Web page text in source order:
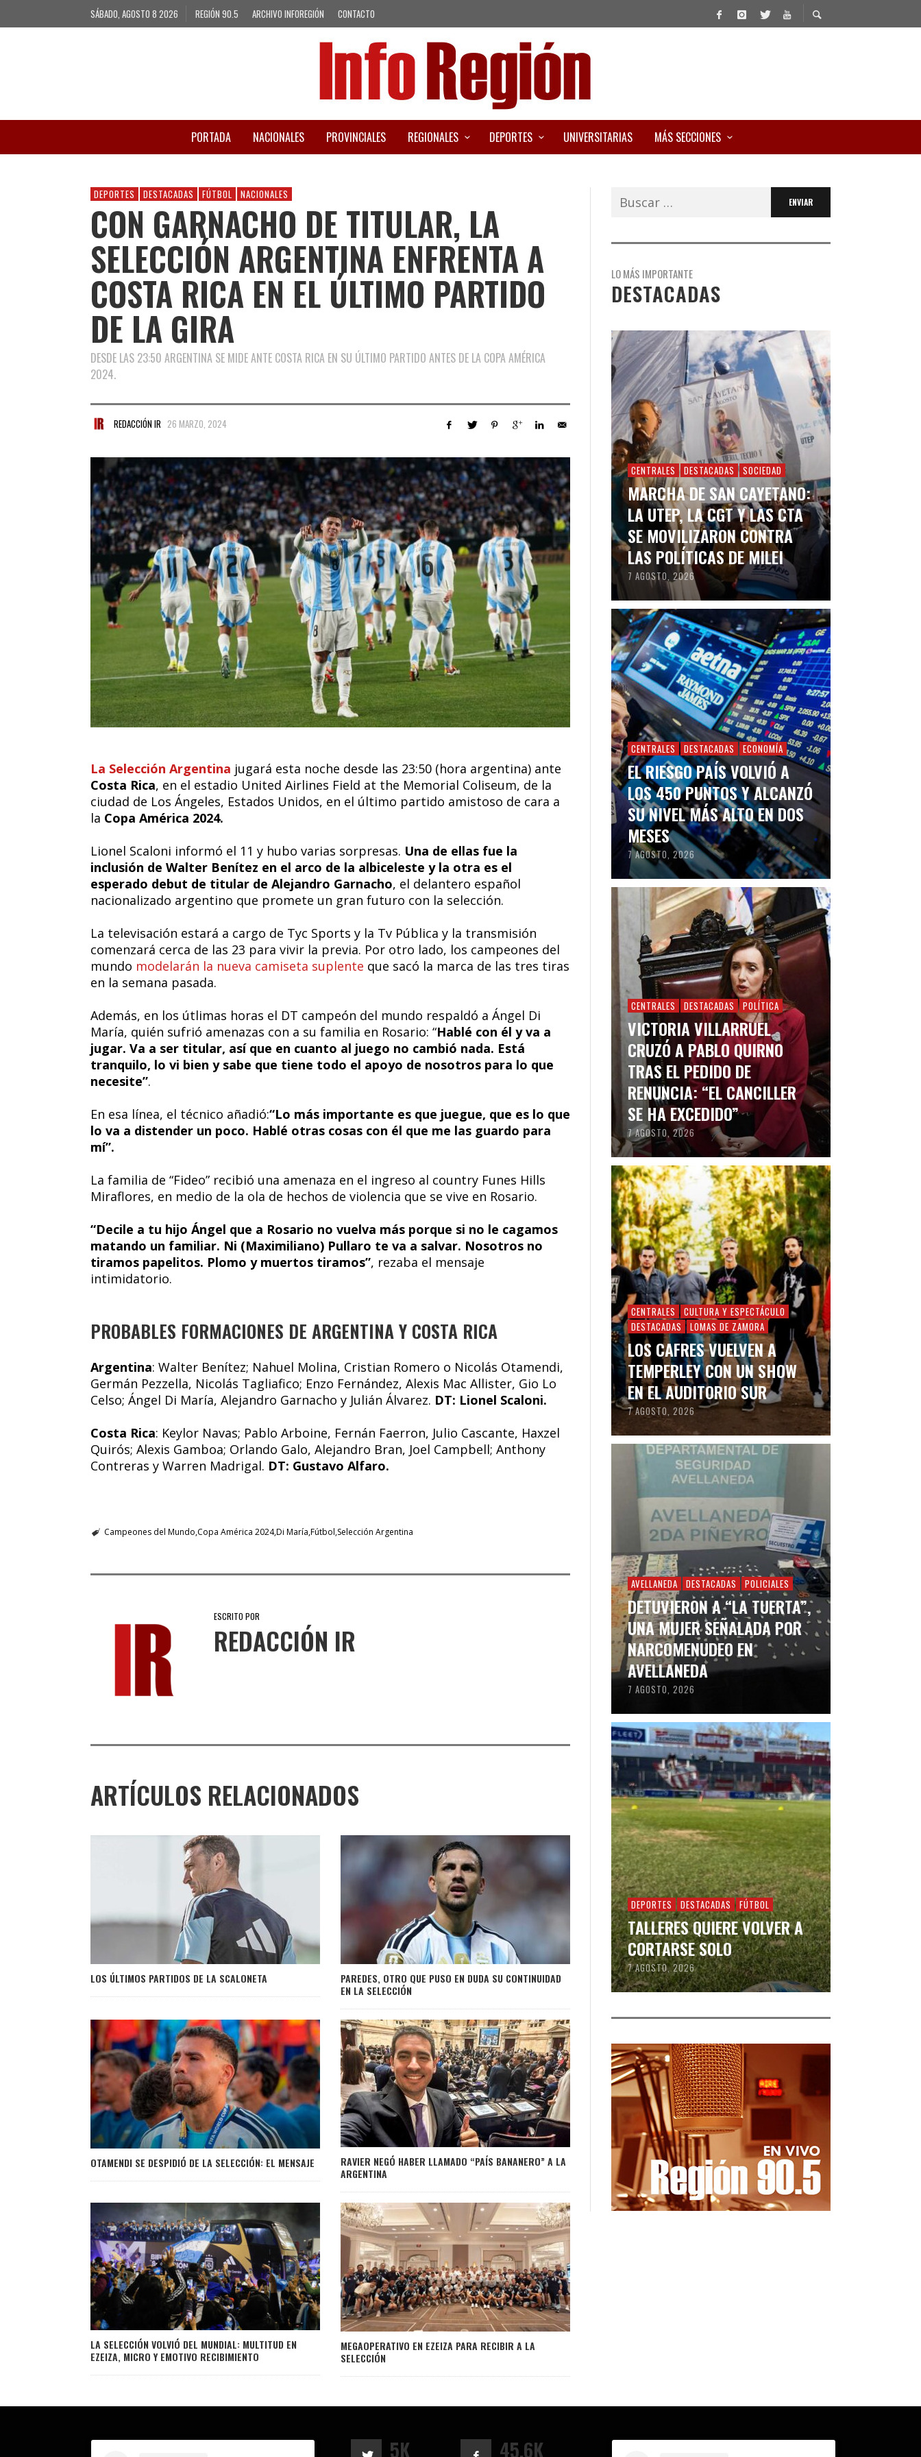
SÁBADO, AGOSTO 8 2026 REGIÓN 90.5 ARCHIVO INFOREGIÓN CONTACTO
PORTADA NACIONALES PROVINCIALES REGIONALES DEPORTES UNIVERSITARIAS MÁS SECCIONES
DEPORTES DESTACADAS FÚTBOL NACIONALES
CON GARNACHO DE TITULAR, LA
SELECCIÓN ARGENTINA ENFRENTA A
COSTA RICA EN EL ÚLTIMO PARTIDO
DE LA GIRA
DESDE LAS 23:50 ARGENTINA SE MIDE ANTE COSTA RICA EN SU ÚLTIMO PARTIDO ANTES DE LA COPA AMÉRICA
2024.
REDACCIÓN IR 26 MARZO, 2024
La Selección Argentina jugará esta noche desde las 23:50 (hora argentina) ante
Costa Rica, en el estadio United Airlines Field at the Memorial Coliseum, de la
ciudad de Los Ángeles, Estados Unidos, en el último partido amistoso de cara a
la Copa América 2024.
Lionel Scaloni informó el 11 y hubo varias sorpresas. Una de ellas fue la
inclusión de Walter Benítez en el arco de la albiceleste y la otra es el
esperado debut de titular de Alejandro Garnacho, el delantero español
nacionalizado argentino que promete un gran futuro con la selección.
La televisación estará a cargo de Tyc Sports y la Tv Pública y la transmisión
comenzará cerca de las 23 para vivir la previa. Por otro lado, los campeones del
mundo modelarán la nueva camiseta suplente que sacó la marca de las tres tiras
en la semana pasada.
Además, en los útlimas horas el DT campeón del mundo respaldó a Ángel Di
María, quién sufrió amenazas con a su familia en Rosario: “Hablé con él y va a
jugar. Va a ser titular, así que en cuanto al juego no cambió nada. Está
tranquilo, lo vi bien y sabe que tiene todo el apoyo de nosotros para lo que
necesite”.
En esa línea, el técnico añadió:“Lo más importante es que juegue, que es lo que
lo va a distender un poco. Hablé otras cosas con él que me las guardo para
mí”.
La familia de “Fideo” recibió una amenaza en el ingreso al country Funes Hills
Miraflores, en medio de la ola de hechos de violencia que se vive en Rosario.
“Decile a tu hijo Ángel que a Rosario no vuelva más porque si no le cagamos
matando un familiar. Ni (Maximiliano) Pullaro te va a salvar. Nosotros no
tiramos papelitos. Plomo y muertos tiramos”, rezaba el mensaje
intimidatorio.
PROBABLES FORMACIONES DE ARGENTINA Y COSTA RICA
Argentina: Walter Benítez; Nahuel Molina, Cristian Romero o Nicolás Otamendi,
Germán Pezzella, Nicolás Tagliafico; Enzo Fernández, Alexis Mac Allister, Gio Lo
Celso; Ángel Di María, Alejandro Garnacho y Julián Álvarez. DT: Lionel Scaloni.
Costa Rica: Keylor Navas; Pablo Arboine, Fernán Faerron, Julio Cascante, Haxzel
Quirós; Alexis Gamboa; Orlando Galo, Alejandro Bran, Joel Campbell; Anthony
Contreras y Warren Madrigal. DT: Gustavo Alfaro.
Campeones del Mundo Copa América 2024Di María Fútbol Selección Argentina
ESCRITO POR
REDACCIÓN IR
ARTÍCULOS RELACIONADOS
LOS ÚLTIMOS PARTIDOS DE LA SCALONETA
PAREDES, OTRO QUE PUSO EN DUDA SU CONTINUIDAD
EN LA SELECCIÓN
OTAMENDI SE DESPIDIÓ DE LA SELECCIÓN: EL MENSAJE
RAVIER NEGÓ HABER LLAMADO “PAÍS BANANERO” A LA
ARGENTINA
LA SELECCIÓN VOLVIÓ DEL MUNDIAL: MULTITUD EN
EZEIZA, MICRO Y EMOTIVO RECIBIMIENTO
MEGAOPERATIVO EN EZEIZA PARA RECIBIR A LA
SELECCIÓN
Buscar:
LO MÁS IMPORTANTE
DESTACADAS
CENTRALES DESTACADAS SOCIEDAD
MARCHA DE SAN CAYETANO:
LA UTEP, LA CGT Y LAS CTA
SE MOVILIZARON CONTRA
LAS POLÍTICAS DE MILEI
7 AGOSTO, 2026
CENTRALES DESTACADAS ECONOMÍA
EL RIESGO PAÍS VOLVIÓ A
LOS 450 PUNTOS Y ALCANZÓ
SU NIVEL MÁS ALTO EN DOS
MESES
7 AGOSTO, 2026
CENTRALES DESTACADAS POLÍTICA
VICTORIA VILLARRUEL
CRUZÓ A PABLO QUIRNO
TRAS EL PEDIDO DE
RENUNCIA: “EL CANCILLER
SE HA EXCEDIDO”
7 AGOSTO, 2026
CENTRALES
CULTURA Y ESPECTÁCULO
DESTACADAS
LOMAS DE ZAMORA
LOS CAFRES VUELVEN A
TEMPERLEY CON UN SHOW
EN EL AUDITORIO SUR
7 AGOSTO, 2026
AVELLANEDA DESTACADAS POLICIALES
DETUVIERON A “LA TUERTA”,
UNA MUJER SEÑALADA POR
NARCOMENUDEO EN
AVELLANEDA
7 AGOSTO, 2026
DEPORTES DESTACADAS FÚTBOL
TALLERES QUIERE VOLVER A
CORTARSE SOLO
7 AGOSTO, 2026
5K 45.6K